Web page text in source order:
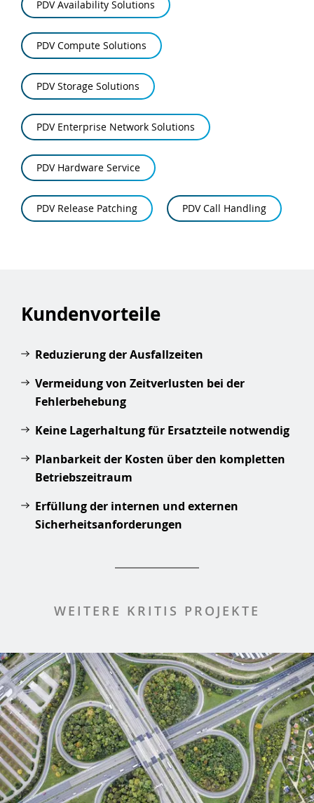
PDV Availability Solutions
PDV Compute Solutions
PDV Storage Solutions
PDV Enterprise Network Solutions
PDV Hardware Service
PDV Release Patching PDV Call Handling
Kundenvorteile
Reduzierung der Ausfallzeiten
Vermeidung von Zeitverlusten bei der
Fehlerbehebung
Keine Lagerhaltung für Ersatzteile notwendig
Planbarkeit der Kosten über den kompletten
Betriebszeitraum
Erfüllung der internen und externen
Sicherheitsanforderungen
WEITERE KRITIS PROJEKTE